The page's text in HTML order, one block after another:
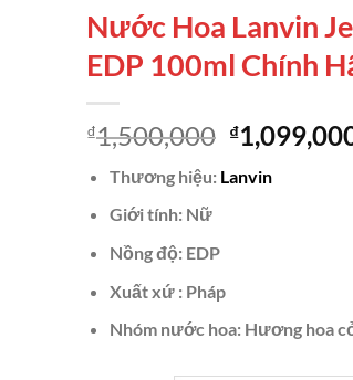
Nước Hoa Lanvin
EDP 100ml Chính
₫1,500,000 Giá
gốc
là:
₫
Thương hiệu: Lanvin
Giới tính: Nữ
Nồng độ: EDP
Xuất xứ : Pháp
Nhóm nước hoa: Hương hoa